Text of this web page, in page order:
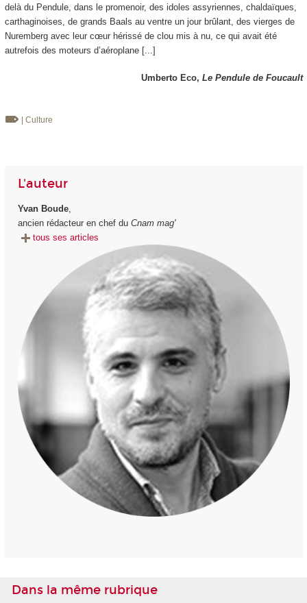
delà du Pendule, dans le promenoir, des idoles assyriennes, chaldaïques,
carthaginoises, de grands Baals au ventre un jour brûlant, des vierges de
Nuremberg avec leur cœur hérissé de clou mis à nu, ce qui avait été
autrefois des moteurs d’aéroplane [...]
Umberto Eco, Le Pendule de Foucault
| Culture
L'auteur
Yvan Boude,
ancien rédacteur en chef du Cnam mag'
tous ses articles
Dans la même rubrique